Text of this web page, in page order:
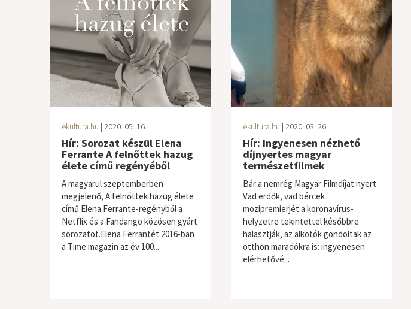
ekultura.hu | 2020. 05. 16.
Hír: Sorozat készül Elena
Ferrante A felnőttek hazug
élete című regényéből
A magyarul szeptemberben
megjelenő, A felnőttek hazug élete
című Elena Ferrante-regényből a
Netflix és a Fandango közösen gyárt
sorozatot.Elena Ferrantét 2016-ban
a Time magazin az év 100...
ekultura.hu | 2020. 03. 26.
Hír: Ingyenesen nézhető
díjnyertes magyar
természetfilmek
Bár a nemrég Magyar Filmdíjat nyert
Vad erdők, vad bércek
mozipremierjét a koronavírus-
helyzetre tekintettel későbbre
halasztják, az alkotók gondoltak az
otthon maradókra is: ingyenesen
elérhetővé...